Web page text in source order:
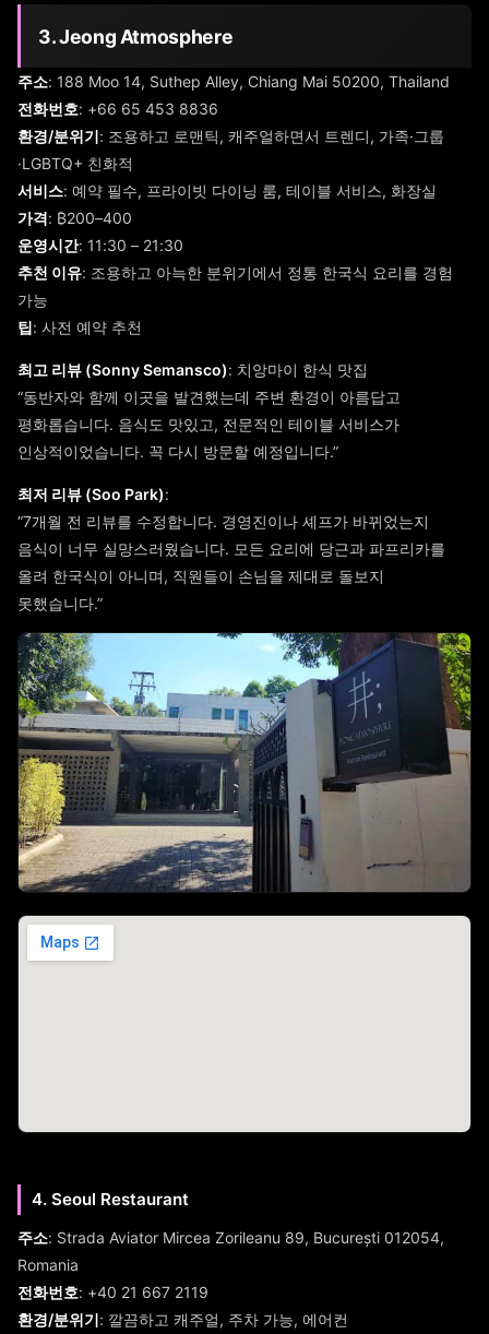
3. Jeong Atmosphere
주소: 188 Moo 14, Suthep Alley, Chiang Mai 50200, Thailand
전화번호: +66 65 453 8836
환경/분위기: 조용하고 로맨틱, 캐주얼하면서 트렌디, 가족·그룹
·LGBTQ+ 친화적
서비스: 예약 필수, 프라이빗 다이닝 룸, 테이블 서비스, 화장실
가격: ₿200–400
운영시간: 11:30 – 21:30
추천 이유: 조용하고 아늑한 분위기에서 정통 한국식 요리를 경험
가능
팁: 사전 예약 추천
최고 리뷰 (Sonny Semansco): 치앙마이 한식 맛집
“동반자와 함께 이곳을 발견했는데 주변 환경이 아름답고
평화롭습니다. 음식도 맛있고, 전문적인 테이블 서비스가
인상적이었습니다. 꼭 다시 방문할 예정입니다.”
최저 리뷰 (Soo Park):
“7개월 전 리뷰를 수정합니다. 경영진이나 셰프가 바뀌었는지
음식이 너무 실망스러웠습니다. 모든 요리에 당근과 파프리카를
올려 한국식이 아니며, 직원들이 손님을 제대로 돌보지
못했습니다.”
4. Seoul Restaurant
주소: Strada Aviator Mircea Zorileanu 89, București 012054,
Romania
전화번호: +40 21 667 2119
환경/분위기: 깔끔하고 캐주얼, 주차 가능, 에어컨